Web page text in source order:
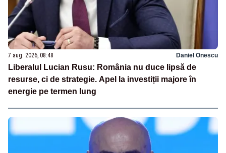
7 aug. 2026, 08:48 Daniel Onescu
Liberalul Lucian Rusu: România nu duce lipsă de
resurse, ci de strategie. Apel la investiții majore în
energie pe termen lung